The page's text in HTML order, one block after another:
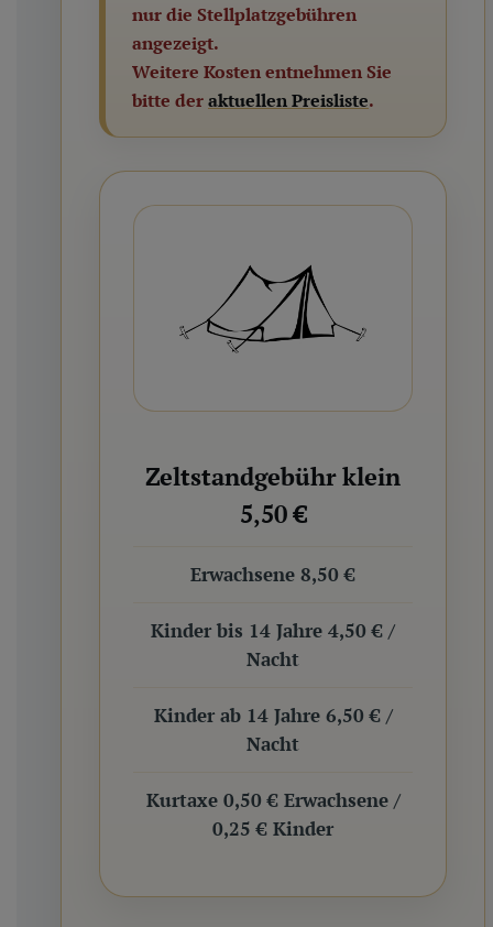
nur die Stellplatzgebühren
angezeigt.
Weitere Kosten entnehmen Sie
bitte deraktuellen Preisliste.
Zeltstandgebühr klein
5,50 €
Erwachsene 8,50 €
Kinder bis 14 Jahre 4,50 € /
Nacht
Kinder ab 14 Jahre 6,50 € /
Nacht
Kurtaxe 0,50 € Erwachsene /
0,25 € Kinder